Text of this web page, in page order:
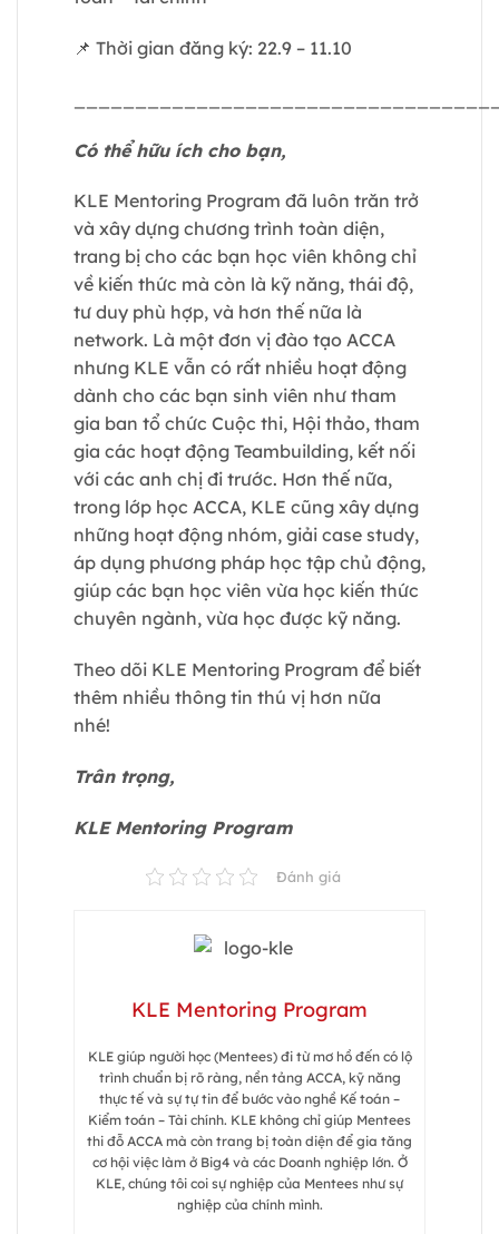
📌 Thời gian đăng ký: 22.9 – 11.10
Có thể hữu ích cho bạn,
KLE Mentoring Program đã luôn trăn trở
và xây dựng chương trình toàn diện,
trang bị cho các bạn học viên không chỉ
về kiến thức mà còn là kỹ năng, thái độ,
tư duy phù hợp, và hơn thế nữa là
network. Là một đơn vị đào tạo ACCA
nhưng KLE vẫn có rất nhiều hoạt động
dành cho các bạn sinh viên như tham
gia ban tổ chức Cuộc thi, Hội thảo, tham
gia các hoạt động Teambuilding, kết nối
với các anh chị đi trước. Hơn thế nữa,
trong lớp học ACCA, KLE cũng xây dựng
những hoạt động nhóm, giải case study,
áp dụng phương pháp học tập chủ động,
giúp các bạn học viên vừa học kiến thức
chuyên ngành, vừa học được kỹ năng.
Theo dõi KLE Mentoring Program để biết
thêm nhiều thông tin thú vị hơn nữa
nhé!
Trân trọng,
KLE Mentoring Program
Đánh giá
KLE Mentoring Program
KLE giúp người học (Mentees) đi từ mơ hồ đến có lộ
trình chuẩn bị rõ ràng, nền tảng ACCA, kỹ năng
thực tế và sự tự tin để bước vào nghề Kế toán –
Kiểm toán – Tài chính. KLE không chỉ giúp Mentees
thi đỗ ACCA mà còn trang bị toàn diện để gia tăng
cơ hội việc làm ở Big4 và các Doanh nghiệp lớn. Ở
KLE, chúng tôi coi sự nghiệp của Mentees như sự
nghiệp của chính mình.